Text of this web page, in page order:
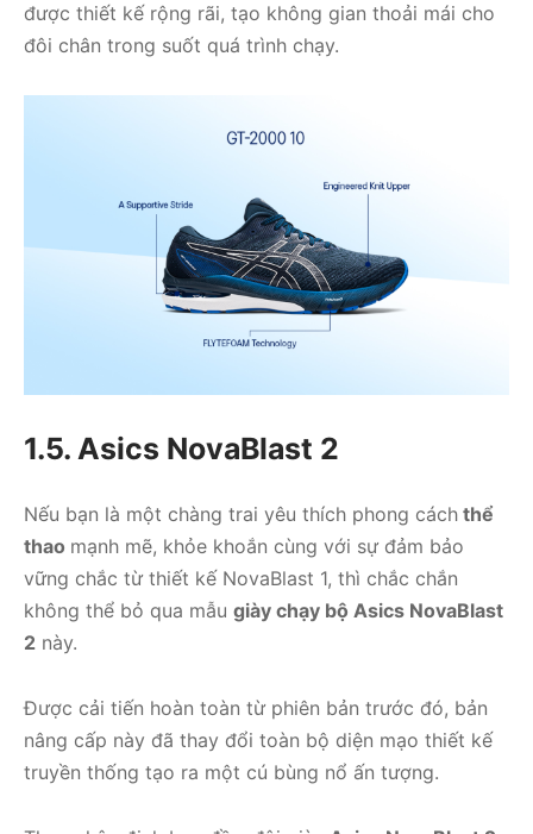
được thiết kế rộng rãi, tạo không gian thoải mái cho
đôi chân trong suốt quá trình chạy.
1.5. Asics NovaBlast 2
Nếu bạn là một chàng trai yêu thích phong cách thể
thao mạnh mẽ, khỏe khoắn cùng với sự đảm bảo
vững chắc từ thiết kế NovaBlast 1, thì chắc chắn
không thể bỏ qua mẫu giày chạy bộ Asics NovaBlast
2 này.
Được cải tiến hoàn toàn từ phiên bản trước đó, bản
nâng cấp này đã thay đổi toàn bộ diện mạo thiết kế
truyền thống tạo ra một cú bùng nổ ấn tượng.